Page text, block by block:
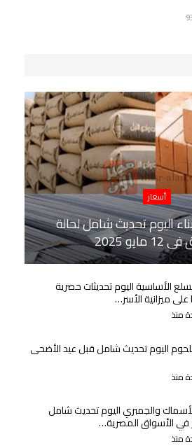
أسعار
اليوم تحديث شامل لحالة
2025
الأساسية اليوم تحديثات حصرية
على ميزانية الأسر…
منذ
اليوم تحديث شامل قبل عيد الأضحى
منذ
والجمبري اليوم تحديث شامل
في الأسواق المصرية…
منذ